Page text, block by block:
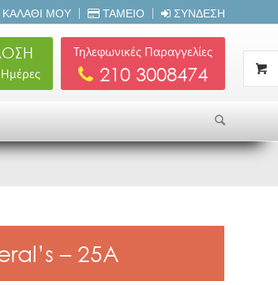
ΜΟΥ ΤΑΜΕΊΟ ΣΎΝΔΕΣΗ
Τηλεφωνικές Παραγγελίες
210 3008474
– 25A